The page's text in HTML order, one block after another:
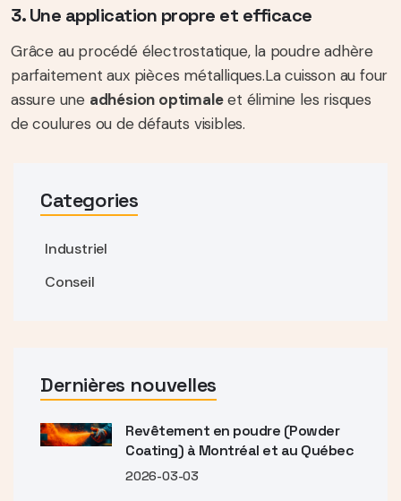
3. Une application propre et efficace
Grâce au procédé électrostatique, la poudre adhère
parfaitement aux pièces métalliques.La cuisson au four
assure une adhésion optimaleet élimine les risques
de coulures ou de défauts visibles.
Categories
Industriel
Conseil
Dernières nouvelles
Revêtement en poudre (Powder
Coating) à Montréal et au Québec
2026-03-03